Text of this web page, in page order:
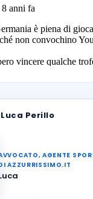
Perillo
AGENTE
AZZURRISSIMO.IT